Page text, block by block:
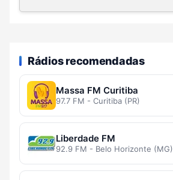
Rádios recomendadas
Massa FM Curitiba
97.7 FM - Curitiba (PR)
Liberdade FM
92.9 FM - Belo Horizonte (MG)